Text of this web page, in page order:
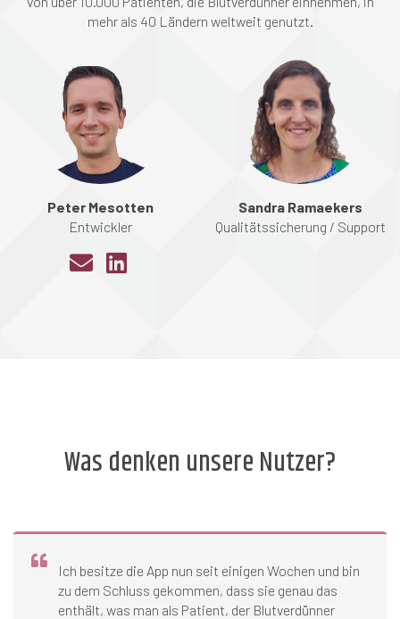
mehr als 40 Ländern weltweit genutzt.
Peter Mesotten
Entwickler
Sandra Ramaekers
Qualitätssicherung / Support
Was denken unsere Nutzer?
Ich besitze die App nun seit einigen Wochen und bin
zu dem Schluss gekommen, dass sie genau das
enthält, was man als Patient, der Blutverdünner